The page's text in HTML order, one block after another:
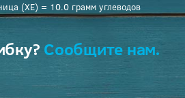
(ХЕ) = 10.0 грамм углеводов
Сообщите нам.